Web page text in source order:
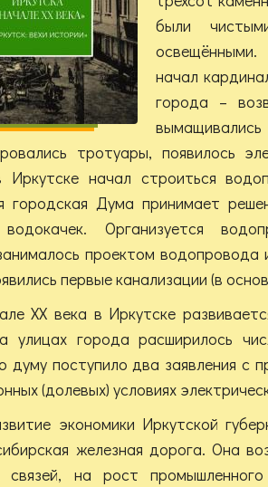
были
начал
города –
тротуары, появилось
Иркутске начал строиться
городская Дума принимает
Организуется
проектом водопровода
первые канализации (в
XX века в Иркутске
улицах города расширилось
думу поступило два заявления с
(долевых) условиях
экономики Иркутской
железная дорога. Она
связей, на рост промышленного